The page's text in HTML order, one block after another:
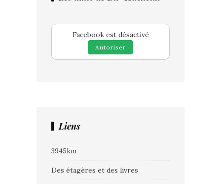
Facebook est désactivé
Autoriser
Liens
3945km
Des étagères et des livres